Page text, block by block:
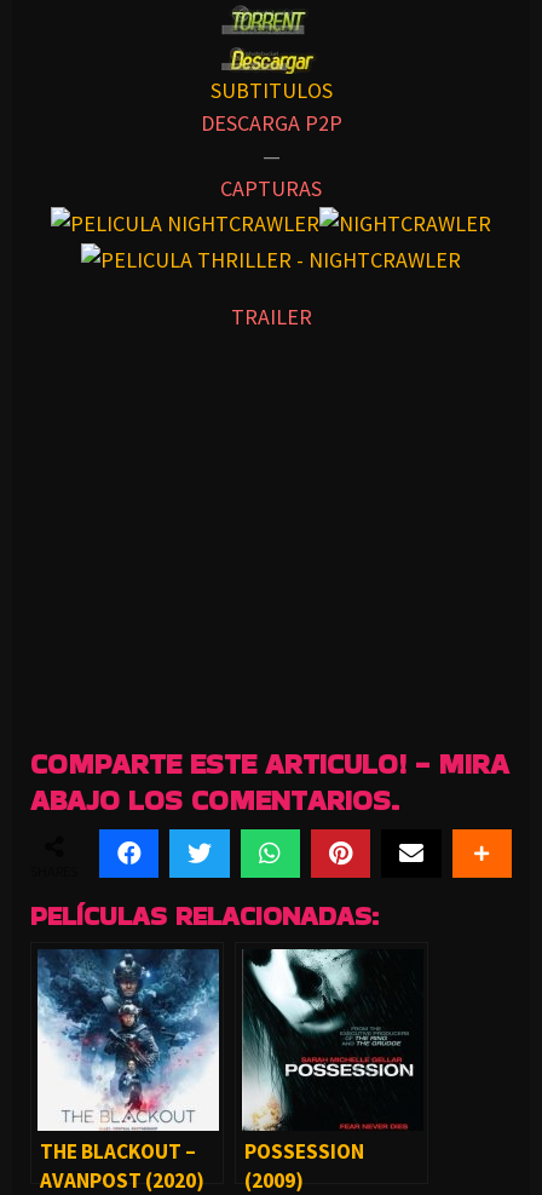
SUBTITULOS
DESCARGA P2P
—
CAPTURAS
TRAILER
COMPARTE ESTE ARTICULO! - MIRA
ABAJO LOS COMENTARIOS.
PELÍCULAS RELACIONADAS:
THE BLACKOUT –
AVANPOST (2020)
POSSESSION
(2009)